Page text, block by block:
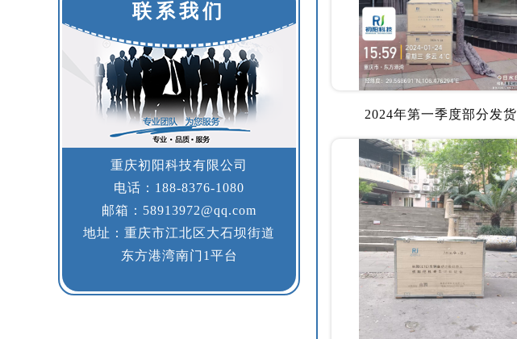
联系我们
重庆初阳科技有限公司
电话：188-8376-1080
邮箱：58913972@qq.com
地址：重庆市江北区大石坝街道
东方港湾南门1平台
2024年第一季度部分发货